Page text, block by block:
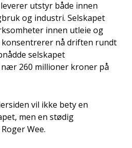
utstyr både innen
og industri. Selskapet
innen utleie og
nå driften rundt
selskapet
260 millioner kroner på
vil ikke bety en
men en stødig
Wee.